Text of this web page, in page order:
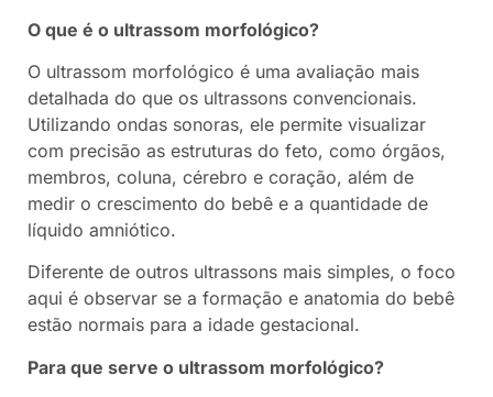
O que é o ultrassom morfológico?
O ultrassom morfológico é uma avaliação mais
detalhada do que os ultrassons convencionais.
Utilizando ondas sonoras, ele permite visualizar
com precisão as estruturas do feto, como órgãos,
membros, coluna, cérebro e coração, além de
medir o crescimento do bebê e a quantidade de
líquido amniótico.
Diferente de outros ultrassons mais simples, o foco
aqui é observar se a formação e anatomia do bebê
estão normais para a idade gestacional.
Para que serve o ultrassom morfológico?